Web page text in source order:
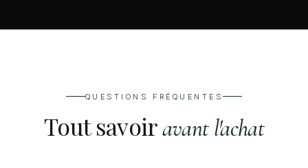
QUESTIONS FRÉQUENTES
Tout savoiravant l'achat